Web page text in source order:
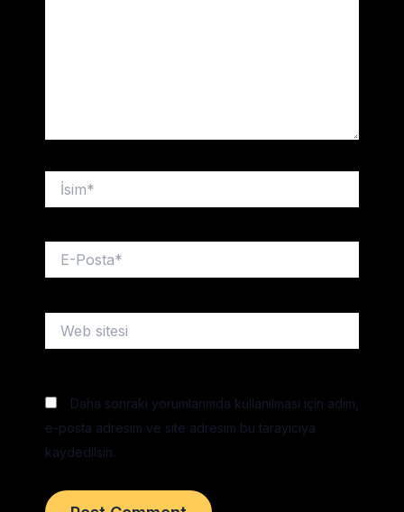
İsim*
Posta*
sitesi
Daha sonraki yorumlarımda kullanılması için adım,
e-posta adresim ve site adresim bu tarayıcıya
kaydedilsin.